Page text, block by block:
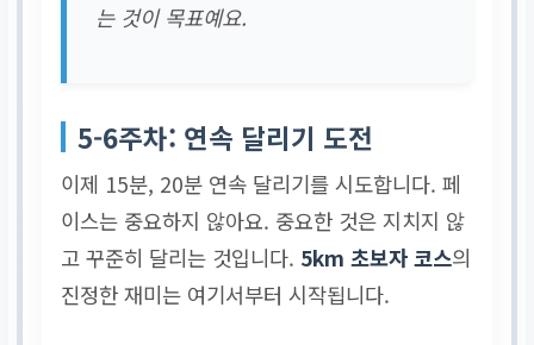
는 것이 목표예요.
5-6주차: 연속 달리기 도전
이제 15분, 20분 연속 달리기를 시도합니다. 페
이스는 중요하지 않아요. 중요한 것은 지치지 않
고 꾸준히 달리는 것입니다. 5km 초보자 코스의
진정한 재미는 여기서부터 시작됩니다.